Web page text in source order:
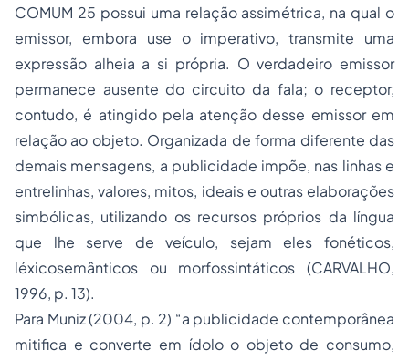
COMUM 25 possui uma relação assimétrica, na qual o
emissor, embora use o imperativo, transmite uma
expressão alheia a si própria. O verdadeiro emissor
permanece ausente do circuito da fala; o receptor,
contudo, é atingido pela atenção desse emissor em
relação ao objeto. Organizada de forma diferente das
demais mensagens, a publicidade impõe, nas linhas e
entrelinhas, valores, mitos, ideais e outras elaborações
simbólicas, utilizando os recursos próprios da língua
que lhe serve de veículo, sejam eles fonéticos,
léxicosemânticos ou morfossintáticos (CARVALHO,
1996, p. 13).
Para Muniz (2004, p. 2) “a publicidade contemporânea
mitifica e converte em ídolo o objeto de consumo,